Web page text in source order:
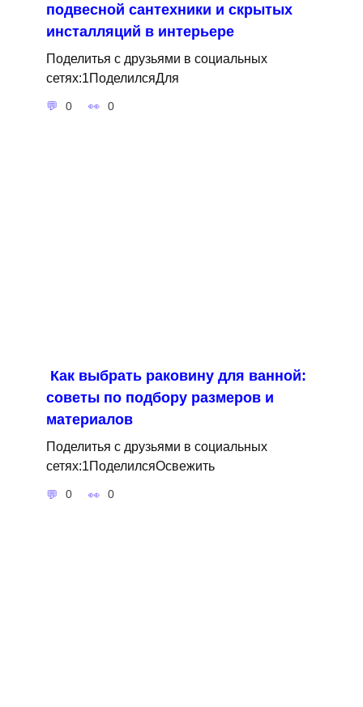
подвесной сантехники и скрытых
инсталляций в интерьере
Поделитья с друзьями в социальных
сетях:1ПоделилсяДля
0 0
Как выбрать раковину для ванной:
советы по подбору размеров и
материалов
Поделитья с друзьями в социальных
сетях:1ПоделилсяОсвежить
0 0